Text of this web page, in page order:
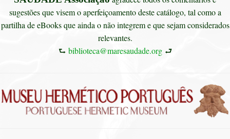
sugestões que visem o aperfeiçoamento deste catálogo, tal como a
partilha de eBooks que ainda o não integrem e que sejam considerados
relevantes.
⮑ biblioteca@maresaudade.org⮐